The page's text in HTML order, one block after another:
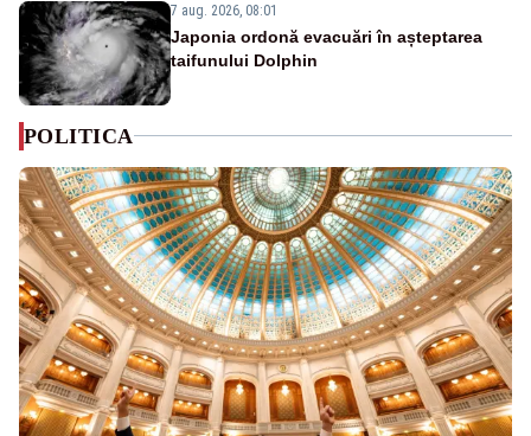
7 aug. 2026, 08:01
Japonia ordonă evacuări în așteptarea
taifunului Dolphin
POLITICA